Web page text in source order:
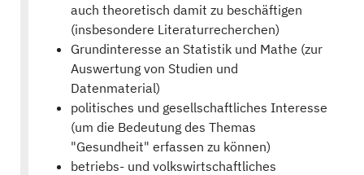
auch theoretisch damit zu beschäftigen
(insbesondere Literaturrecherchen)
Grundinteresse an Statistik und Mathe (zur
Auswertung von Studien und
Datenmaterial)
politisches und gesellschaftliches Interesse
(um die Bedeutung des Themas
"Gesundheit" erfassen zu können)
betriebs- und volkswirtschaftliches